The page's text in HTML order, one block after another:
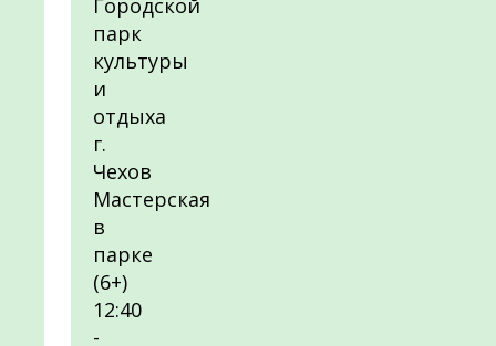
Городской
парк
культуры
и
отдыха
г.
Чехов
Мастерская
в
парке
(6+)
12:40
-